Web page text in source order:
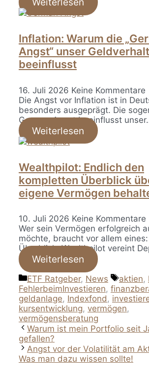
Inflation: Warum die
Angst“ unser
beeinflusst
16. Juli 2026 Keine Kommentare
Die Angst vor Inflation ist in
besonders ausgeprägt. Die
German Angst beeinflusst
Weiterlesen
Wealthpilot: Endlich den
kompletten Überblick
eigene Vermögen
10. Juli 2026 Keine Kommentare
Wer sein Vermögen erfolgreich
möchte, braucht vor allem
Überblick. Wealthpilot vereint
Weiterlesen
Kategorien
ETF Ratgeber, News aktien,
FehlerbeimInvestieren,
geldanlage, Indexfond,
kursentwicklung, vermögen,
vermögensberatung
Warum ist mein Portfolio seit
gefallen?
Angst vor der Volatilität am
Was man dazu wissen sollte!